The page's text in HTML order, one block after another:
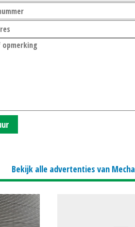
Bekijk alle advertenties van